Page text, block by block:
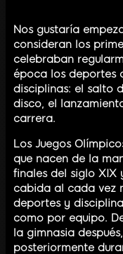
Nos gustaría
consideran los
celebraban
época los deportes
disciplinas: el salto
disco, el
carrera.
Los Juegos
que nacen de la
finales del siglo
cabida al cada vez
deportes y
como por equipo.
la gimnasia
posteriormente